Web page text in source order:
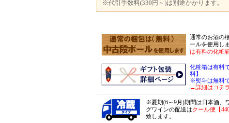
※代引手数料(330円～)は別途かかります。
通常のお酒の
ールを使用し
は有料の化粧
化粧箱は有料
料】
※熨斗は無料
←詳細はコチ
※夏期(6～9月)期間は日本酒、
グワインの配送はクール便【
致します。